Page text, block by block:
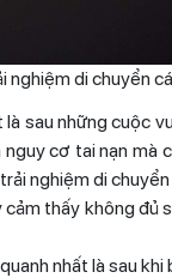
di chuyển
sau những cuộc
cơ tai nạn mà
nghiệm di
thấy không đủ
nhất là sau